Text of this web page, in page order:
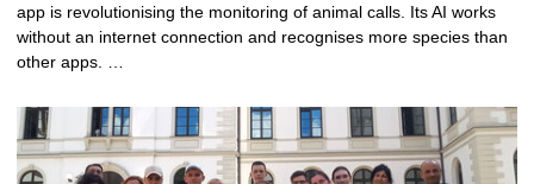
app is revolutionising the monitoring of animal calls. Its AI works
without an internet connection and recognises more species than
other apps. …